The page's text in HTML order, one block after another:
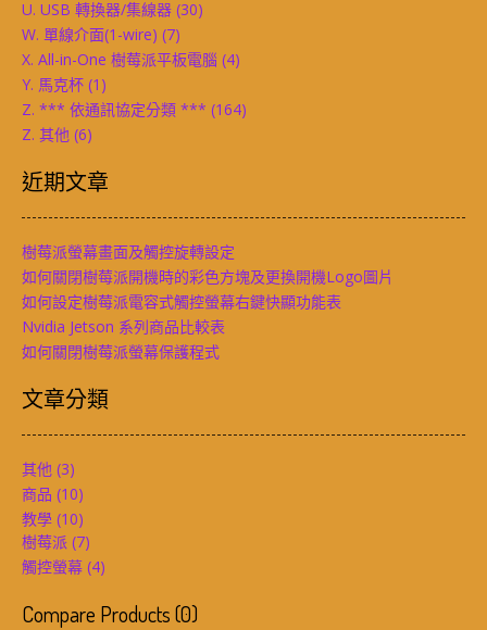
U. USB 轉換器/集線器 (30)
W. 單線介面(1-wire) (7)
X. All-in-One 樹莓派平板電腦 (4)
Y. 馬克杯 (1)
Z. *** 依通訊協定分類 *** (164)
Z. 其他 (6)
近期文章
樹莓派螢幕畫面及觸控旋轉設定
如何關閉樹莓派開機時的彩色方塊及更換開機Logo圖片
如何設定樹莓派電容式觸控螢幕右鍵快顯功能表
Nvidia Jetson 系列商品比較表
如何關閉樹莓派螢幕保護程式
文章分類
其他 (3)
商品 (10)
教學 (10)
樹莓派 (7)
觸控螢幕 (4)
Compare Products(0)